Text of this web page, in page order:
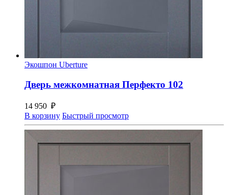
Экошпон Uberture
Дверь межкомнатная Перфекто 102
14 950 ₽
В корзину Быстрый просмотр